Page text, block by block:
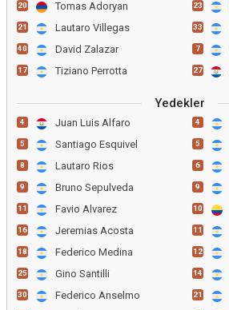
20 Tomas Adoryan
21 Lautaro Villegas
40 David Zalazar
17 Tiziano Perrotta
23
33
7
27
Yedekler
4 Juan Luis Alfaro
5 Santiago Esquivel
8 Lautaro Rios
9 Bruno Sepulveda
11 Favio Alvarez
16 Jeremias Acosta
18 Federico Medina
25 Gino Santilli
30 Federico Anselmo
4
5
6
9
10
11
12
14
21